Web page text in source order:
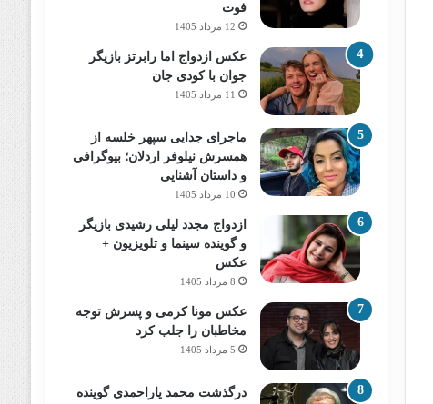
فوت
12 مرداد 1405
عکس ازدواج اما رابرتز بازیگر
جوان با کودی جان
11 مرداد 1405
ماجرای جدایی سپهر خلسه از
همسرش نیلوفر اردلان؛ بیوگرافی
و داستان آشنایی
10 مرداد 1405
ازدواج مجدد لیلی رشیدی بازیگر
و گوینده سینما و تلویزیون +
عکس
8 مرداد 1405
عکس مونا کرمی و پسرش توجه
مخاطبان را جلب کرد
5 مرداد 1405
درگذشت محمد یاراحمدی گوینده